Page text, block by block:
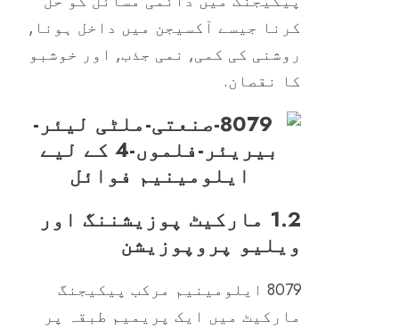
کرنا جیسے آکسیجن میں داخل ہونا,
روشنی کی کمی, نمی جذب, اور خوشبو
کا نقصان.
1.2 مارکیٹ پوزیشننگ اور
ویلیو پروپوزیشن
8079 ایلومینیم مرکب پیکیجنگ
مارکیٹ میں ایک پریمیم طبقہ پر